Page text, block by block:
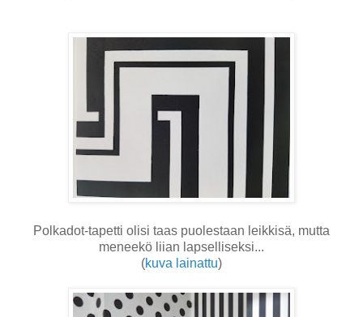
Polkadot-tapetti olisi taas puolestaan leikkisä, mutta
meneekö liian lapselliseksi...
(kuva lainattu)